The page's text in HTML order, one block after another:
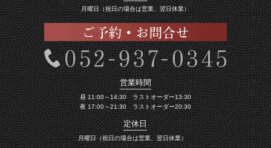
月曜日（祝日の場合は営業、翌日休業）
営業時間
昼 11:00～14:30 ラストオーダー13:30
夜 17:00～21:30 ラストオーダー20:30
定休日
月曜日（祝日の場合は営業、翌日休業）